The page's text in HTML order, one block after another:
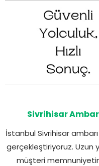
Sivrihisar
İstanbul Sivrihisar
gerçekleştiriyoruz. Uzun
müşteri